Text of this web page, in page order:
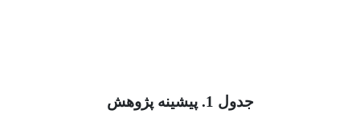
جدول 1. پیشینه پژوهش